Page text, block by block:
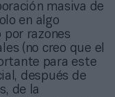
masiva de
en algo
razones
(no creo que el
para este
después de
de la